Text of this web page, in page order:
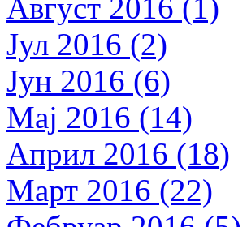
Август 2016 (1)
Јул 2016 (2)
Јун 2016 (6)
Мај 2016 (14)
Април 2016 (18)
Март 2016 (22)